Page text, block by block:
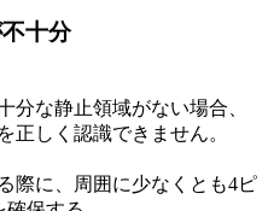
十分
分な静止領域がない場合、
正しく認識できません。
際に、周囲に少なくとも4ピ